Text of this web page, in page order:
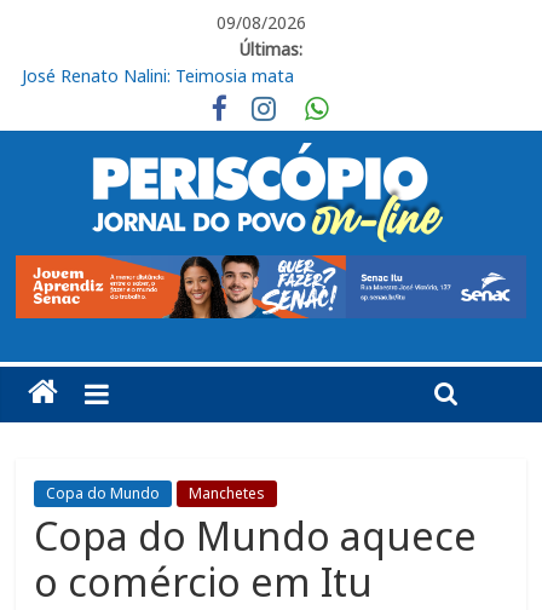
09/08/2026
Últimas:
José Renato Nalini: Teimosia mata
Obras de R$ 54 milhões avançam na Rodovia Vereador José de
Moraes, em Cabreúva
Em casa, Ituano Sub-20 perde para o Red Bull Bragantino
Ituano quer união para vencer o Barra neste sábado
Ituano vence o Barra pelo Campeonato Brasileiro da Série C
Copa do Mundo Manchetes
Copa do Mundo aquece
o comércio em Itu